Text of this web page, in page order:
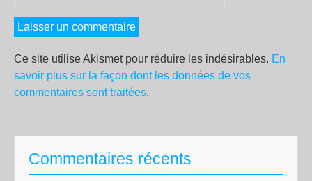
Ce site utilise Akismet pour réduire les indésirables. En
savoir plus sur la façon dont les données de vos
commentaires sont traitées.
Commentaires récents